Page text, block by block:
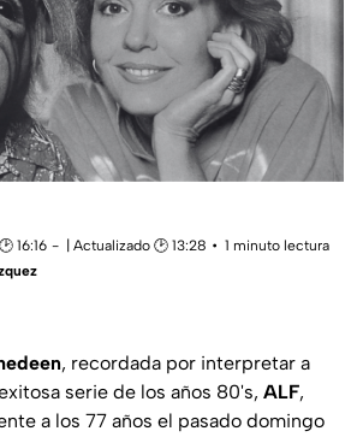
16:16 | Actualizado 🕑 13:28
1 minuto lectura
, recordada por interpretar a
serie de los años 80's, ALF,
a los 77 años el pasado domingo